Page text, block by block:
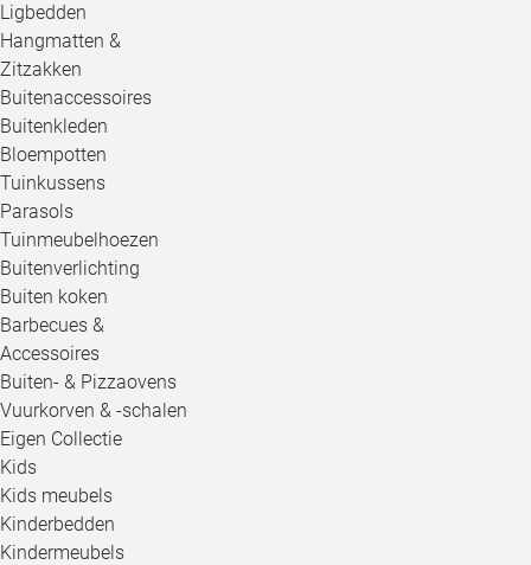
Ligbedden
Hangmatten &
Zitzakken
Buitenaccessoires
Buitenkleden
Bloempotten
Tuinkussens
Parasols
Tuinmeubelhoezen
Buitenverlichting
Buiten koken
Barbecues &
Accessoires
Buiten- & Pizzaovens
Vuurkorven & -schalen
Eigen Collectie
Kids
Kids meubels
Kinderbedden
Kindermeubels